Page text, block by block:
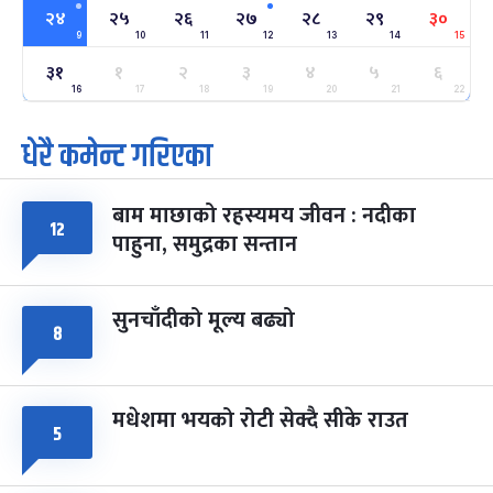
सोम फाल्गुन २४, २०८३- Mar 8, 2027
२५
मंगल
ग्याल्पो ल्होसार
फाल्गुन २५, २०८३ Mar 9, 2027
७ महिना बाँकी
७
आइत
पूर्णिमा व्रत
चैत्र ७, २०८३-
८
सोम
फागुपूर्णिमा
चैत्र ८, २०८३-Mar 22, 2027
७ महिना बाँकी
२४
9
२५
10
२६
11
२७
12
२८
13
२९
14
३०
15
३१
16
१
17
२
18
३
19
४
20
५
21
६
22
धेरै कमेन्ट गरिएका
१२ बाम माछाको रहस्यमय जीवन : नदीका
पाहुना, समुद्रका सन्तान
८ सुनचाँदीको मूल्य बढ्यो
५ मधेशमा भयको रोटी सेक्दै सीके राउत